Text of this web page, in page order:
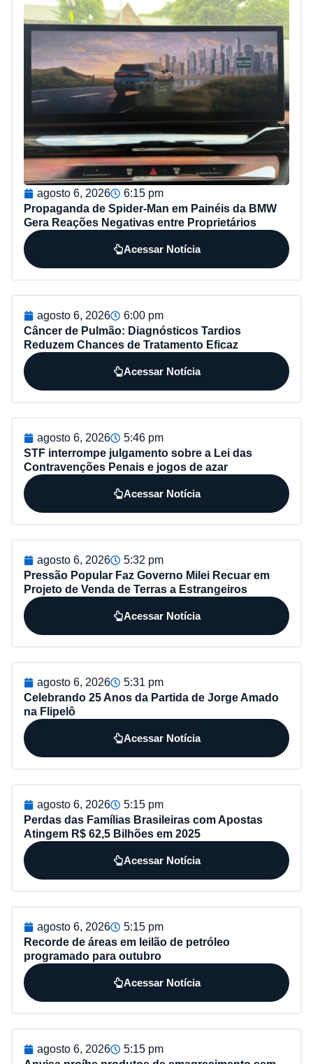
agosto 6, 2026
6:15 pm
Propaganda de Spider-Man em Painéis da BMW
Gera Reações Negativas entre Proprietários
Acessar Notícia
agosto 6, 2026
6:00 pm
Câncer de Pulmão: Diagnósticos Tardios
Reduzem Chances de Tratamento Eficaz
Acessar Notícia
agosto 6, 2026
5:46 pm
STF interrompe julgamento sobre a Lei das
Contravenções Penais e jogos de azar
Acessar Notícia
agosto 6, 2026
5:32 pm
Pressão Popular Faz Governo Milei Recuar em
Projeto de Venda de Terras a Estrangeiros
Acessar Notícia
agosto 6, 2026
5:31 pm
Celebrando 25 Anos da Partida de Jorge Amado
na Flipelô
Acessar Notícia
agosto 6, 2026
5:15 pm
Perdas das Famílias Brasileiras com Apostas
Atingem R$ 62,5 Bilhões em 2025
Acessar Notícia
agosto 6, 2026
5:15 pm
Recorde de áreas em leilão de petróleo
programado para outubro
Acessar Notícia
agosto 6, 2026
5:15 pm